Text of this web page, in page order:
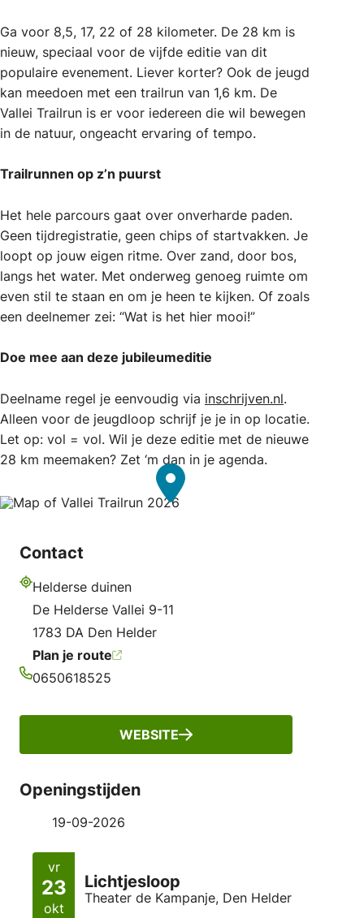
Ga voor 8,5, 17, 22 of 28 kilometer. De 28 km is
nieuw, speciaal voor de vijfde editie van dit
populaire evenement. Liever korter? Ook de jeugd
kan meedoen met een trailrun van 1,6 km. De
Vallei Trailrun is er voor iedereen die wil bewegen
in de natuur, ongeacht ervaring of tempo.
Trailrunnen op z’n puurst
Het hele parcours gaat over onverharde paden.
Geen tijdregistratie, geen chips of startvakken. Je
loopt op jouw eigen ritme. Over zand, door bos,
langs het water. Met onderweg genoeg ruimte om
even stil te staan en om je heen te kijken. Of zoals
een deelnemer zei: “Wat is het hier mooi!”
Doe mee aan deze jubileumeditie
Deelname regel je eenvoudig via inschrijven.nl.
Alleen voor de jeugdloop schrijf je je in op locatie.
Let op: vol = vol. Wil je deze editie met de nieuwe
28 km meemaken? Zet ‘m dan in je agenda.
Contact
Helderse duinen
De Helderse Vallei 9-11
1783 DA Den Helder
Plan je route
0650618525
WEBSITE
Openingstijden
19-09-2026
vr
23
okt
Lichtjesloop
Theater de Kampanje, Den Helder